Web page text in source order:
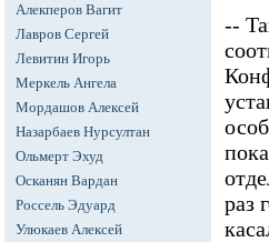
Алекперов Вагит
Лавров Сергей
Левитин Игорь
Меркель Ангела
Мордашов Алексей
Назарбаев Нурсултан
Ольмерт Эхуд
Осканян Вардан
Россель Эдуард
Улюкаев Алексей
--
раз